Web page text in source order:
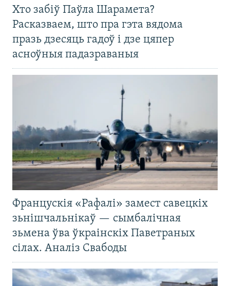
Хто забіў Паўла Шарамета?
Расказваем, што пра гэта вядома
празь дзесяць гадоў і дзе цяпер
асноўныя падазраваныя
Францускія «Рафалі» замест савецкіх
зьнішчальнікаў — сымбалічная
зьмена ўва ўкраінскіх Паветраных
сілах. Аналіз Свабоды